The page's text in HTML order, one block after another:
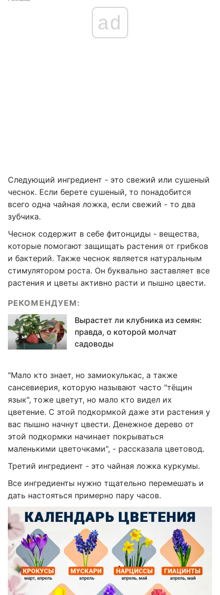
ad
Следующий ингредиент - это свежий или сушеный
чеснок. Если берете сушеный, то понадобится
всего одна чайная ложка, если свежий - то два
зубчика.
Чеснок содержит в себе фитонциды - вещества,
которые помогают защищать растения от грибков
и бактерий. Также чеснок является натуральным
стимулятором роста. Он буквально заставляет все
растения и цветы активно расти и пышно цвести.
РЕКОМЕНДУЕМ:
Вырастет ли клубника из семян:
правда, о которой молчат
садоводы
"Мало кто знает, но замиокулькас, а также
сансевиерия, которую называют часто "тёщин
язык", тоже цветут, но мало кто видел их
цветение. С этой подкормкой даже эти растения у
вас пышно начнут цвести. Денежное дерево от
этой подкормки начинает покрываться
маленькими цветочками", - рассказала цветовод.
Третий ингредиент - это чайная ложка куркумы.
Все ингредиенты нужно тщательно перемешать и
дать настояться примерно пару часов.